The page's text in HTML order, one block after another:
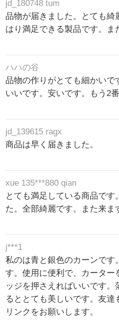
jd_180748 tum
品物が届きました。とても綺
はり満足できる製品です。ま
ハハの谷
品物の作りがとても細かいで
いいです。安いです。もう2
jd_139615 ragx
商品は早く届きました。
xue 135***880 qian
とても満足している商品です
た。全部綺麗です。また来ま
j***1
私のは青と銀色のカーンです
す。使用に便利で、カーター
ッジを押さえればいいです
るととても美しいです。友達
リンクをお願いします。